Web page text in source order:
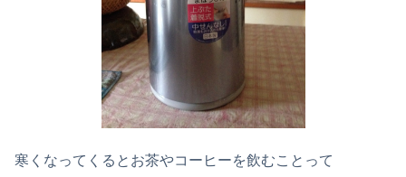
寒くなってくるとお茶やコーヒーを飲むことって